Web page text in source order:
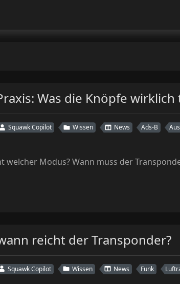
Was die Knöpfe
Squawk Copilot Wissen News Ads-B
welcher Modus? Wann muss der
reicht der Transponder?
Squawk Copilot Wissen News Funk